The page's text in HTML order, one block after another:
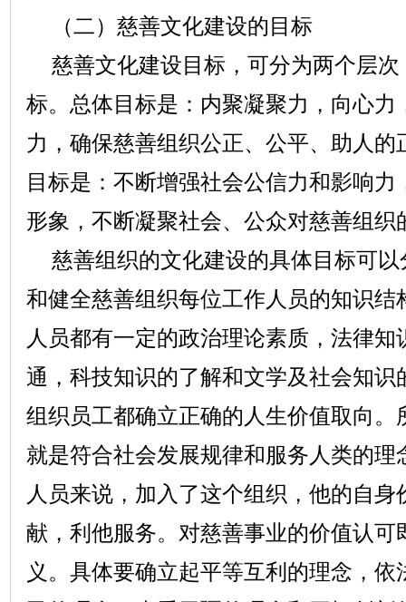
（二）慈善文化建设的目标
慈善文化建设目标，可分为两个层次
标。总体目标是：内聚凝聚力，向心力
力，确保慈善组织公正、公平、助人的
目标是：不断增强社会公信力和影响
形象，不断凝聚社会、公众对慈善组织
慈善组织的文化建设的具体目标可以
和健全慈善组织每位工作人员的知识结
人员都有一定的政治理论素质，法律
通，科技知识的了解和文学及社会知识
组织员工都确立正确的人生价值取向。
就是符合社会发展规律和服务人类的理
人员来说，加入了这个组织，他的自
献，利他服务。对慈善事业的价值认可
义。具体要确立起平等互利的理念，